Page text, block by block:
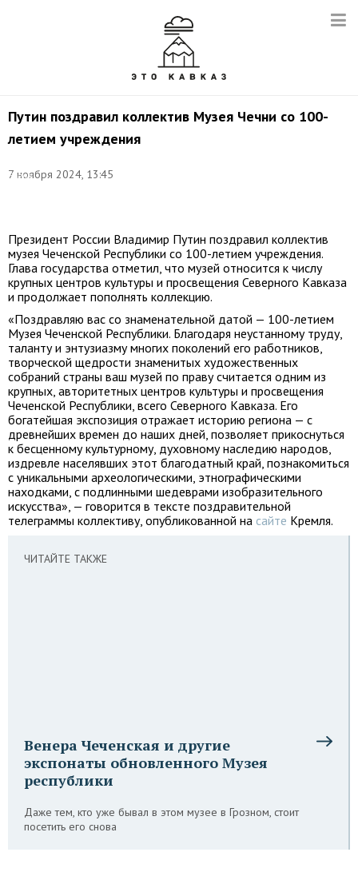
Путин поздравил коллектив Музея Чечни со 100-
летием учреждения
7 ноября 2024, 13:45
Елена
Президент России Владимир Путин поздравил коллектив
музея Чеченской Республики со 100-летием учреждения.
Глава государства отметил, что музей относится к числу
крупных центров культуры и просвещения Северного Кавказа
и продолжает пополнять коллекцию.
«Поздравляю вас со знаменательной датой — 100-летием
Музея Чеченской Республики. Благодаря неустанному труду,
таланту и энтузиазму многих поколений его работников,
творческой щедрости знаменитых художественных
собраний страны ваш музей по праву считается одним из
крупных, авторитетных центров культуры и просвещения
Чеченской Республики, всего Северного Кавказа. Его
богатейшая экспозиция отражает историю региона — с
древнейших времен до наших дней, позволяет прикоснуться
к бесценному культурному, духовному наследию народов,
издревле населявших этот благодатный край, познакомиться
с уникальными археологическими, этнографическими
находками, с подлинными шедеврами изобразительного
искусства», — говорится в тексте поздравительной
телеграммы коллективу, опубликованной на сайте Кремля.
ЧИТАЙТЕ ТАКЖЕ
Венера Чеченская и другие
экспонаты обновленного Музея
республики
Даже тем, кто уже бывал в этом музее в Грозном, стоит
посетить его снова